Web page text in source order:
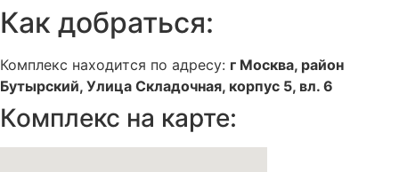
Как добраться:
Комплекс находится по адресу: г Москва, район
Бутырский, Улица Складочная, корпус 5, вл. 6
Комплекс на карте: